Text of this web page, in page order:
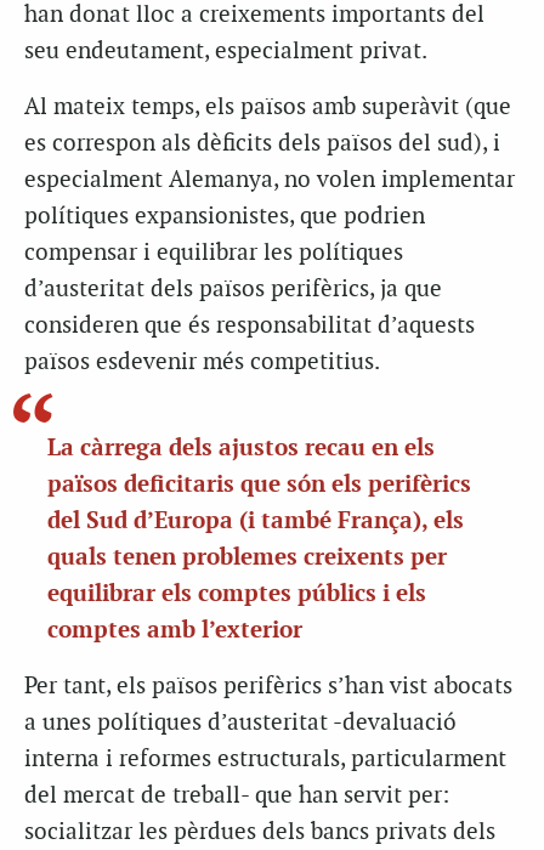
han donat lloc a creixements importants del
seu endeutament, especialment privat.
Al mateix temps, els països amb superàvit (que
es correspon als dèficits dels països del sud), i
especialment Alemanya, no volen implementar
polítiques expansionistes, que podrien
compensar i equilibrar les polítiques
d’austeritat dels països perifèrics, ja que
consideren que és responsabilitat d’aquests
països esdevenir més competitius.
La càrrega dels ajustos recau en els
països deficitaris que són els perifèrics
del Sud d’Europa (i també França), els
quals tenen problemes creixents per
equilibrar els comptes públics i els
comptes amb l’exterior
Per tant, els països perifèrics s’han vist abocats
a unes polítiques d’austeritat -devaluació
interna i reformes estructurals, particularment
del mercat de treball- que han servit per:
socialitzar les pèrdues dels bancs privats dels